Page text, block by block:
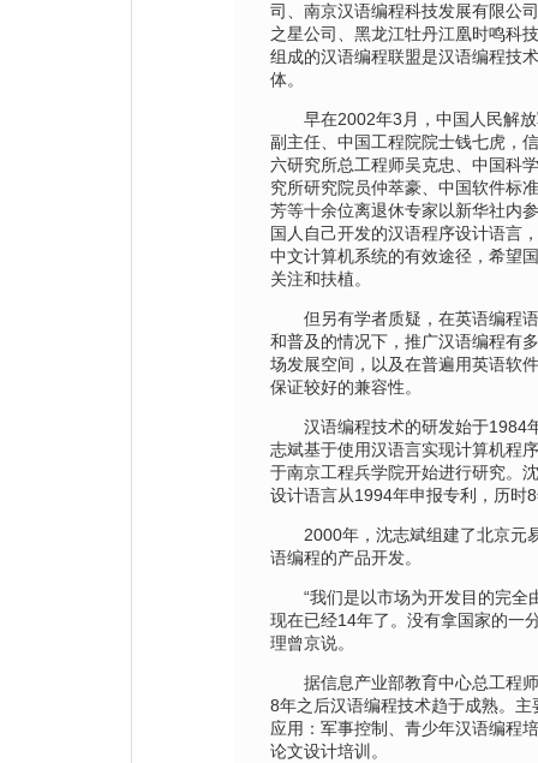
司、南京汉语编程科技发展有限公
之星公司、黑龙江牡丹江凰时鸣科
组成的汉语编程联盟是汉语编程技
体。
早在2002年3月，中国人民解放
副主任、中国工程院院士钱七虎，
六研究所总工程师吴克忠、中国科
究所研究院员仲萃豪、中国软件标
芳等十余位离退休专家以新华社内
国人自己开发的汉语程序设计语言
中文计算机系统的有效途径，希望
关注和扶植。
但另有学者质疑，在英语编程语
和普及的情况下，推广汉语编程有
场发展空间，以及在普遍用英语软
保证较好的兼容性。
汉语编程技术的研发始于1984
志斌基于使用汉语言实现计算机程
于南京工程兵学院开始进行研究。
设计语言从1994年申报专利，历时
2000年，沈志斌组建了北京元
语编程的产品开发。
“我们是以市场为开发目的完全
现在已经14年了。没有拿国家的一
理曾京说。
据信息产业部教育中心总工程师
8年之后汉语编程技术趋于成熟。主
应用：军事控制、青少年汉语编程
论文设计培训。